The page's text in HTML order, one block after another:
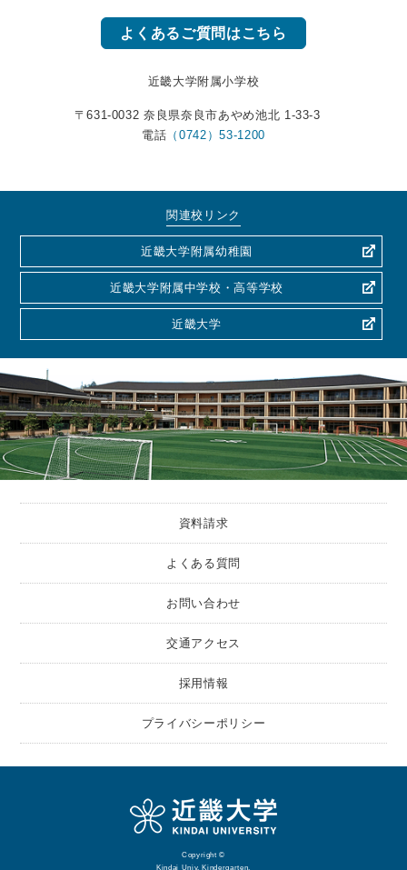
よくあるご質問はこちら
近畿大学附属小学校
〒631-0032 奈良県奈良市あやめ池北 1-33-3
電話 （0742）53-1200
関連校リンク
近畿大学附属幼稚園
近畿大学附属中学校・高等学校
近畿大学
資料請求
よくある質問
お問い合わせ
交通アクセス
採用情報
プライバシーポリシー
Copyright ©
Kindai Univ. Kindergarten.